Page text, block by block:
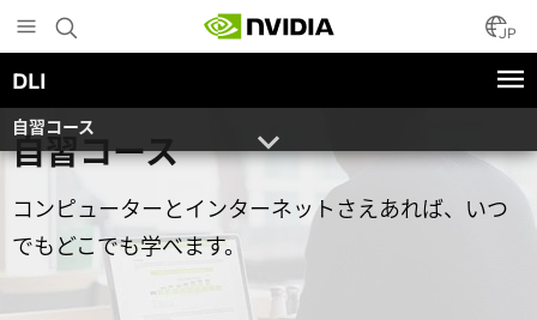
to
main
content
JP
DLI
自習コース
自習コース
コンピューターとインターネットさえあれば、いつ
でもどこでも学べます。